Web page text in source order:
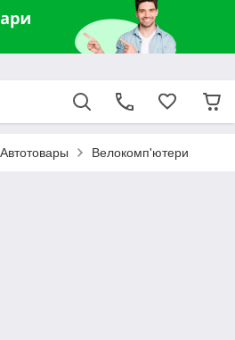
Автотовары Велокомп'ютери